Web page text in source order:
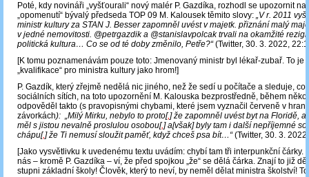
Poté, kdy novináři „vyšťourali“ nový malér P. Gazdíka, rozhodl se upozornit na
„opomenutí“ bývalý předseda TOP 09 M. Kalousek těmito slovy: „V r. 2011
ministr kultury za STAN J. Besser zapomněl uvést v majetk. přiznání malý
v jedné nemovitosti. @petrgazdik a @stanislavpolcak trvali na okamžité
politická kultura… Co se od té doby změnilo, Petře?“(Twitter, 30. 3. 2022,
[K tomu poznamenávám pouze toto: Jmenovaný ministr byl lékař-zubař. To je
„kvalifikace“ pro ministra kultury jako hrom!]
P. Gazdík, který zřejmě nedělá nic jiného, než že sedí u počítače a sleduje, co
sociálních sítích, na toto upozornění M. Kalouska bezprostředně, během
odpověděl takto (s pravopisnými chybami, které jsem vyznačil červeně v
závorkách): „Milý Mirku, nebylo to proto[,] že zapomněl uvést byt na Floridě,
měl s jistou nevalně proslulou osobou[,] a[však] byly tam i další nepříjemné
chápu[,] že Ti nemusí sloužit paměť, když chceš psa bít…“(Twitter, 30. 3.
[Jako vysvětlivku k uvedenému textu uvádím: chybí tam tři interpunkční čárky.
nás – kromě P. Gazdíka – ví, že před spojkou „že“ se dělá čárka. Znají to již
stupni základní školy! Člověk, který to neví, by neměl dělat ministra školství!